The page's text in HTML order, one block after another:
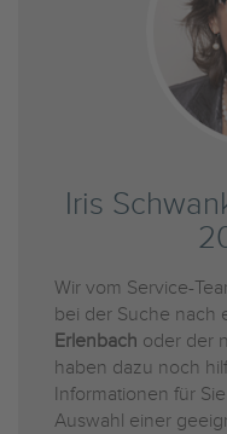
Iris
Wir vom Service-
bei der Suche nach
Erlenbach oder der
haben dazu noch
Informationen für
Auswahl einer